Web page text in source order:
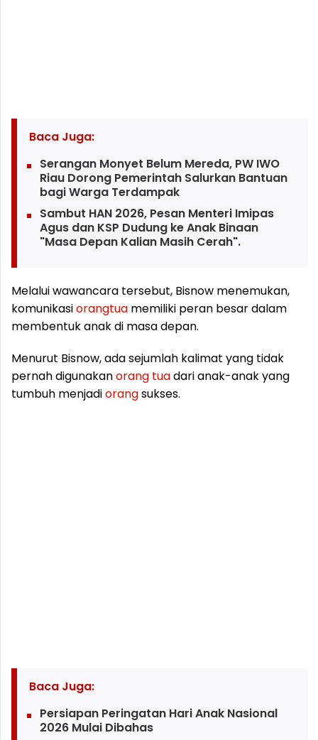
Baca Juga:
Serangan Monyet Belum Mereda, PW IWO
Riau Dorong Pemerintah Salurkan Bantuan
bagi Warga Terdampak
Sambut HAN 2026, Pesan Menteri Imipas
Agus dan KSP Dudung ke Anak Binaan
"Masa Depan Kalian Masih Cerah".
Melalui wawancara tersebut, Bisnow menemukan,
komunikasiorangtua memiliki peran besar dalam
membentuk anak di masa depan.
Menurut Bisnow, ada sejumlah kalimat yang tidak
pernah digunakanorang tuadari anak-anak yang
tumbuh menjadiorangsukses.
Baca Juga:
Persiapan Peringatan Hari Anak Nasional
2026 Mulai Dibahas